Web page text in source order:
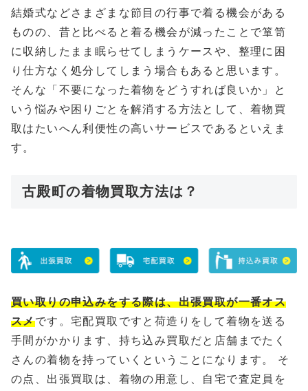
結婚式などさまざまな節目の行事で着る機会がある
ものの、昔と比べると着る機会が減ったことで箪笥
に収納したまま眠らせてしまうケースや、整理に困
り仕方なく処分してしまう場合もあると思います。
そんな「不要になった着物をどうすれば良いか」と
いう悩みや困りごとを解消する方法として、着物買
取はたいへん利便性の高いサービスであるといえま
す。
古殿町の着物買取方法は？
買い取りの申込みをする際は、出張買取が一番オス
スメです。宅配買取ですと荷造りをして着物を送る
手間がかかります、持ち込み買取だと店舗までたく
さんの着物を持っていくということになります。 そ
の点、出張買取は、着物の用意し、自宅で査定員を